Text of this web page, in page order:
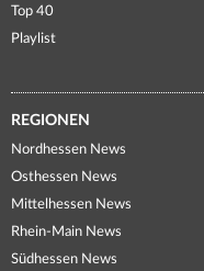
Top 40
Playlist
REGIONEN
Nordhessen News
Osthessen News
Mittelhessen News
Rhein-Main News
Südhessen News